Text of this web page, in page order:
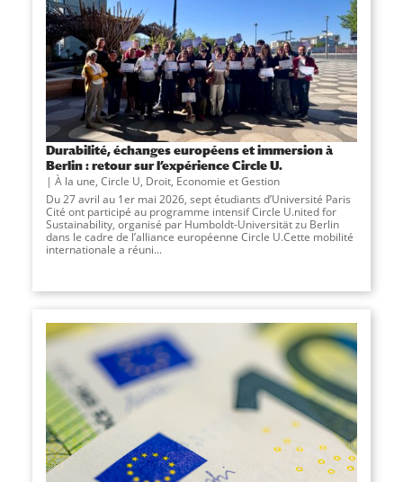
Durabilité, échanges européens et immersion à
Berlin : retour sur l’expérience Circle U.
À la une, Circle U, Droit, Economie et Gestion
Du 27 avril au 1er mai 2026, sept étudiants d’Université Paris
Cité ont participé au programme intensif Circle U.nited for
Sustainability, organisé par Humboldt-Universität zu Berlin
dans le cadre de l’alliance européenne Circle U.Cette mobilité
internationale a réuni...